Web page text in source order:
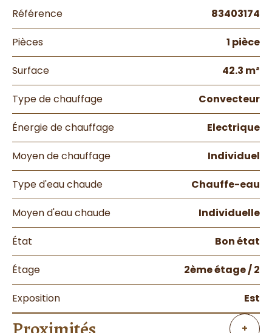
Référence 83403174
Pièces 1 pièce
Surface 42.3 m²
Type de chauffage Convecteur
Énergie de chauffage Electrique
Moyen de chauffage Individuel
Type d'eau chaude Chauffe-eau
Moyen d'eau chaude Individuelle
État Bon état
Étage 2ème étage / 2
Exposition Est
+